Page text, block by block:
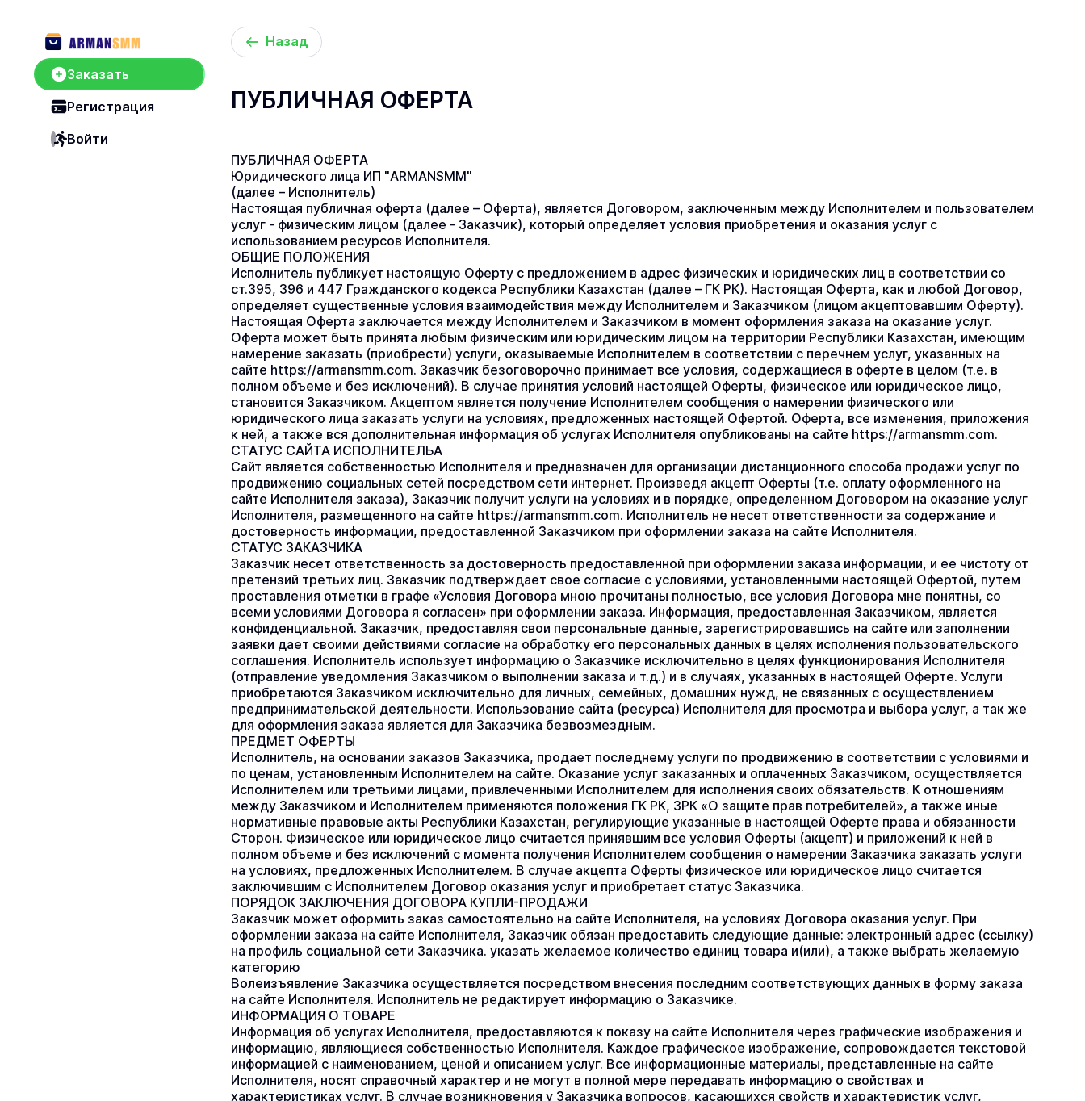
Заказать
Регистрация
Войти
Назад
ПУБЛИЧНАЯ ОФЕРТА
ПУБЛИЧНАЯ ОФЕРТА
Юридического лица ИП "ARMANSMM"
(далее – Исполнитель)
Настоящая публичная оферта (далее – Оферта), является Договором, заключенным между Исполнителем и пользователем
услуг - физическим лицом (далее - Заказчик), который определяет условия приобретения и оказания услуг с
использованием ресурсов Исполнителя.
ОБЩИЕ ПОЛОЖЕНИЯ
Исполнитель публикует настоящую Оферту с предложением в адрес физических и юридических лиц в соответствии со
ст.395, 396 и 447 Гражданского кодекса Республики Казахстан (далее – ГК РК). Настоящая Оферта, как и любой Договор,
определяет существенные условия взаимодействия между Исполнителем и Заказчиком (лицом акцептовавшим Оферту).
Настоящая Оферта заключается между Исполнителем и Заказчиком в момент оформления заказа на оказание услуг.
Оферта может быть принята любым физическим или юридическим лицом на территории Республики Казахстан, имеющим
намерение заказать (приобрести) услуги, оказываемые Исполнителем в соответствии с перечнем услуг, указанных на
сайте https://armansmm.com. Заказчик безоговорочно принимает все условия, содержащиеся в оферте в целом (т.е. в
полном объеме и без исключений). В случае принятия условий настоящей Оферты, физическое или юридическое лицо,
становится Заказчиком. Акцептом является получение Исполнителем сообщения о намерении физического или
юридического лица заказать услуги на условиях, предложенных настоящей Офертой. Оферта, все изменения, приложения
к ней, а также вся дополнительная информация об услугах Исполнителя опубликованы на сайте https://armansmm.com.
СТАТУС САЙТА ИСПОЛНИТЕЛЬА
Сайт является собственностью Исполнителя и предназначен для организации дистанционного способа продажи услуг по
продвижению социальных сетей посредством сети интернет. Произведя акцепт Оферты (т.е. оплату оформленного на
сайте Исполнителя заказа), Заказчик получит услуги на условиях и в порядке, определенном Договором на оказание услуг
Исполнителя, размещенного на сайте https://armansmm.com. Исполнитель не несет ответственности за содержание и
достоверность информации, предоставленной Заказчиком при оформлении заказа на сайте Исполнителя.
СТАТУС ЗАКАЗЧИКА
Заказчик несет ответственность за достоверность предоставленной при оформлении заказа информации, и ее чистоту от
претензий третьих лиц. Заказчик подтверждает свое согласие с условиями, установленными настоящей Офертой, путем
проставления отметки в графе «Условия Договора мною прочитаны полностью, все условия Договора мне понятны, со
всеми условиями Договора я согласен» при оформлении заказа. Информация, предоставленная Заказчиком, является
конфиденциальной. Заказчик, предоставляя свои персональные данные, зарегистрировавшись на сайте или заполнении
заявки дает своими действиями согласие на обработку его персональных данных в целях исполнения пользовательского
соглашения. Исполнитель использует информацию о Заказчике исключительно в целях функционирования Исполнителя
(отправление уведомления Заказчиком о выполнении заказа и т.д.) и в случаях, указанных в настоящей Оферте. Услуги
приобретаются Заказчиком исключительно для личных, семейных, домашних нужд, не связанных с осуществлением
предпринимательской деятельности. Использование сайта (ресурса) Исполнителя для просмотра и выбора услуг, а так же
для оформления заказа является для Заказчика безвозмездным.
ПРЕДМЕТ ОФЕРТЫ
Исполнитель, на основании заказов Заказчика, продает последнему услуги по продвижению в соответствии с условиями и
по ценам, установленным Исполнителем на сайте. Оказание услуг заказанных и оплаченных Заказчиком, осуществляется
Исполнителем или третьими лицами, привлеченными Исполнителем для исполнения своих обязательств. К отношениям
между Заказчиком и Исполнителем применяются положения ГК РК, ЗРК «О защите прав потребителей», а также иные
нормативные правовые акты Республики Казахстан, регулирующие указанные в настоящей Оферте права и обязанности
Сторон. Физическое или юридическое лицо считается принявшим все условия Оферты (акцепт) и приложений к ней в
полном объеме и без исключений с момента получения Исполнителем сообщения о намерении Заказчика заказать услуги
на условиях, предложенных Исполнителем. В случае акцепта Оферты физическое или юридическое лицо считается
заключившим с Исполнителем Договор оказания услуг и приобретает статус Заказчика.
ПОРЯДОК ЗАКЛЮЧЕНИЯ ДОГОВОРА КУПЛИ-ПРОДАЖИ
Заказчик может оформить заказ самостоятельно на сайте Исполнителя, на условиях Договора оказания услуг. При
оформлении заказа на сайте Исполнителя, Заказчик обязан предоставить следующие данные: электронный адрес (ссылку)
на профиль социальной сети Заказчика. указать желаемое количество единиц товара и(или), а также выбрать желаемую
категорию
Волеизъявление Заказчика осуществляется посредством внесения последним соответствующих данных в форму заказа
на сайте Исполнителя. Исполнитель не редактирует информацию о Заказчике.
ИНФОРМАЦИЯ О ТОВАРЕ
Информация об услугах Исполнителя, предоставляются к показу на сайте Исполнителя через графические изображения и
информацию, являющиеся собственностью Исполнителя. Каждое графическое изображение, сопровождается текстовой
информацией с наименованием, ценой и описанием услуг. Все информационные материалы, представленные на сайте
Исполнителя, носят справочный характер и не могут в полной мере передавать информацию о свойствах и
характеристиках услуг. В случае возникновения у Заказчика вопросов, касающихся свойств и характеристик услуг,